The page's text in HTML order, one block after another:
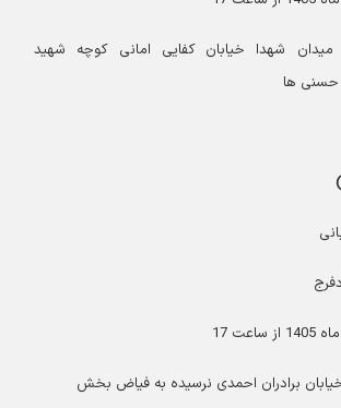
شهدا خیابان کفایی امانی کوچه شهید
ها
برادران احمدی نرسیده به فیاض بخش